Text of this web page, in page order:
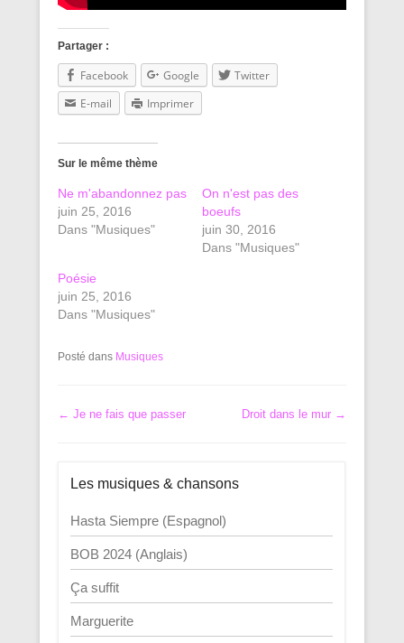
Partager :
Facebook Google
Twitter
E-mail
Imprimer
Sur le même thème
Ne m'abandonnez pas
juin 25, 2016
Dans "Musiques"
On n'est pas des
boeufs
juin 30, 2016
Dans "Musiques"
Poésie
juin 25, 2016
Dans "Musiques"
Posté dans Musiques
Navigation dans les articles
← Je ne fais que passer Droit dans le mur →
Les musiques & chansons
Hasta Siempre (Espagnol)
BOB 2024 (Anglais)
Ça suffit
Marguerite